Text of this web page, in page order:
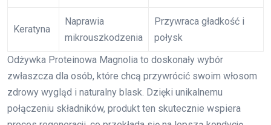
Keratyna
Naprawia
mikrouszkodzenia
Przywraca gładkość i
połysk
Odżywka Proteinowa Magnolia to doskonały wybór
zwłaszcza dla osób, które chcą przywrócić swoim włosom
zdrowy wygląd i naturalny blask. Dzięki unikalnemu
połączeniu składników, produkt ten skutecznie wspiera